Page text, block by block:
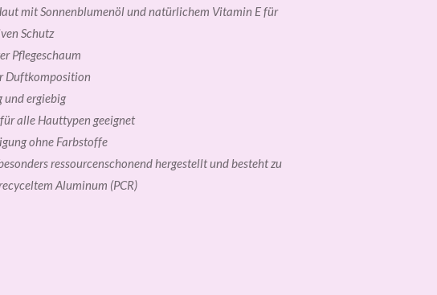
mit Sonnenblumenöl und natürlichem Vitamin E für
Schutz
Pflegeschaum
Duftkomposition
und ergiebig
alle Hauttypen geeignet
ohne Farbstoffe
ressourcenschonend hergestellt und besteht zu
Aluminum (PCR)